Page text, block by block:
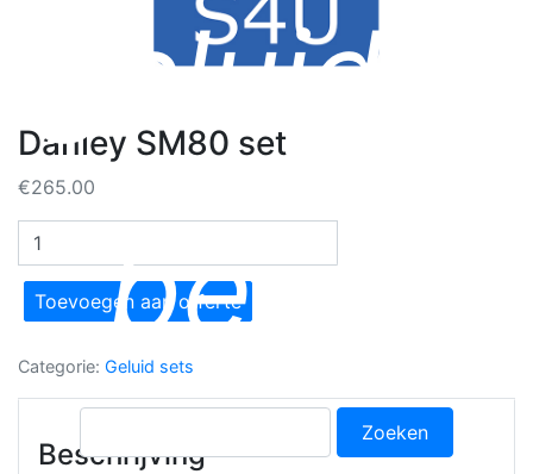
geluid &
beeld
naar:
Danley SM80 set
€265.00
Danley
SM80
set
aantal
Toevoegen aan offerte
Categorie: Geluid sets
Beschrijving